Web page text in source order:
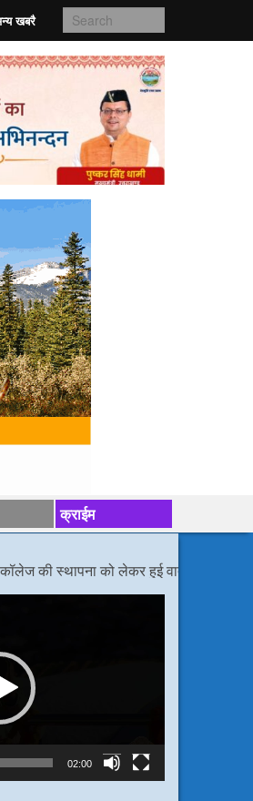
खबरै
क्राईम
को लेकर हुई वार्ता/*/डीएम निर्देश, बोले
02:00